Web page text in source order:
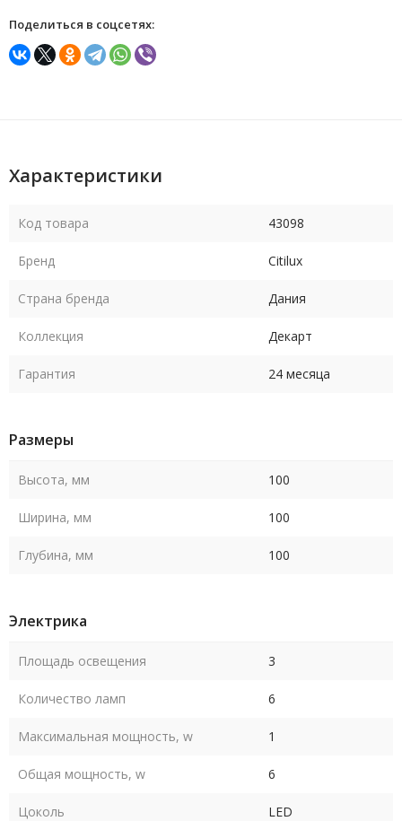
Поделиться в соцсетях:
Характеристики
Код товара 43098
Бренд Citilux
Страна бренда Дания
Коллекция Декарт
Гарантия 24 месяца
Размеры
Высота, мм 100
Ширина, мм 100
Глубина, мм 100
Электрика
Площадь освещения 3
Количество ламп 6
Максимальная мощность, w 1
Общая мощность, w 6
Цоколь LED